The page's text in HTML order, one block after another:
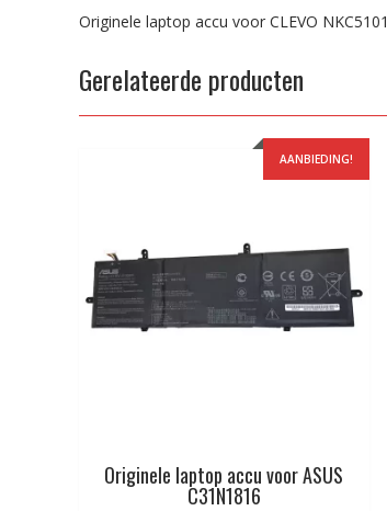
Originele laptop accu voor CLEVO NKC5101
Gerelateerde producten
AANBIEDING!
Originele laptop accu voor ASUS
C31N1816